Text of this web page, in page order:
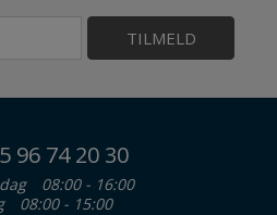
TILMELD
96 74 20 30
08:00 - 16:00
08:00 - 15:00